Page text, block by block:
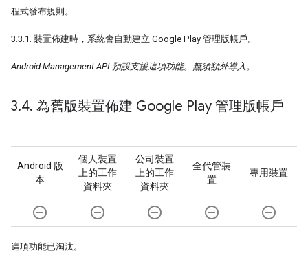
程式發布規則。
3.3.1. 裝置佈建時，系統會自動建立 Google Play 管理版帳戶。
Android Management API 預設支援這項功能。無須額外導入。
3.4. 為舊版裝置佈建 Google Play 管理版帳戶
Android 版
本
個人裝置
上的工作
資料夾
公司裝置
上的工作
資料夾
全代管裝
置
專用裝置
remove_circle_outline remove_circle_outline remove_circle_outline remove_circle_outline remove_circle_outline
這項功能已淘汰。